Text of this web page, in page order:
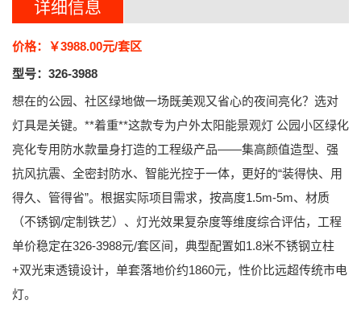
详细信息
价格：￥3988.00元/套区
型号：326-3988
想在的公园、社区绿地做一场既美观又省心的夜间亮化？选对
灯具是关键。**着重**这款专为户外太阳能景观灯 公园小区绿化
亮化专用防水款量身打造的工程级产品——集高颜值造型、强
抗风抗震、全密封防水、智能光控于一体，更好的“装得快、用
得久、管得省”。根据实际项目需求，按高度1.5m-5m、材质
（不锈钢/定制铁艺）、灯光效果复杂度等维度综合评估，工程
单价稳定在326-3988元/套区间，典型配置如1.8米不锈钢立柱
+双光束透镜设计，单套落地价约1860元，性价比远超传统市电
灯。